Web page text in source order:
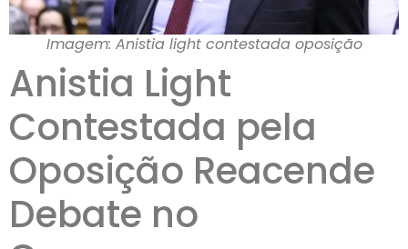
Imagem: Anistia light contestada oposição
Anistia Light
Contestada pela
Oposição Reacende
Debate no